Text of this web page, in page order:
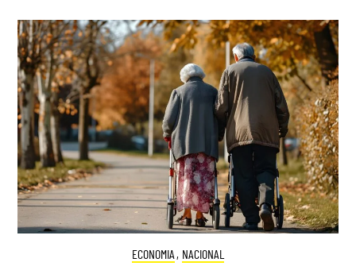
ECONOMIA , NACIONAL